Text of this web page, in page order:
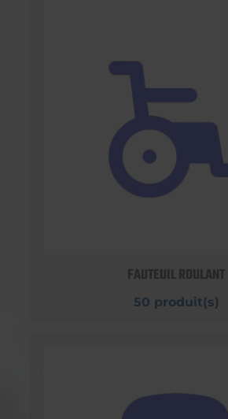
FAUTEUIL ROULANT
50 produit(s)